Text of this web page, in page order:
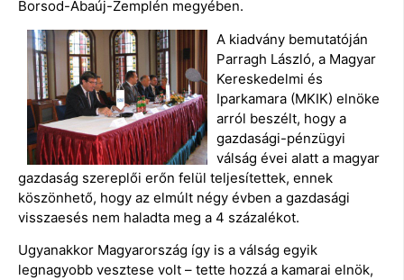
Borsod-Abaúj-Zemplén megyében.
A kiadvány bemutatóján
Parragh László, a Magyar
Kereskedelmi és
Iparkamara (MKIK) elnöke
arról beszélt, hogy a
gazdasági-pénzügyi
válság évei alatt a magyar
gazdaság szereplői erőn felül teljesítettek, ennek
köszönhető, hogy az elmúlt négy évben a gazdasági
visszaesés nem haladta meg a 4 százalékot.
Ugyanakkor Magyarország így is a válság egyik
legnagyobb vesztese volt – tette hozzá a kamarai elnök,